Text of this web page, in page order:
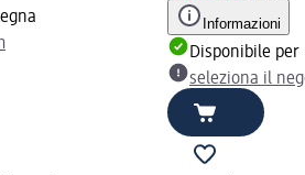
Informazioni
Disponibile per
seleziona il